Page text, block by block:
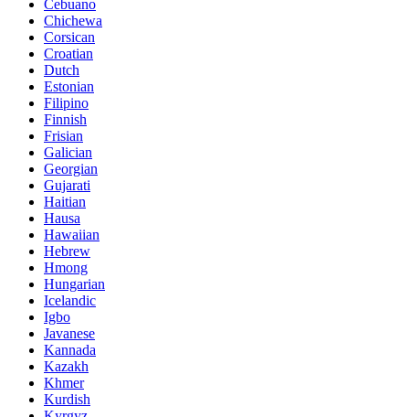
Cebuano
Chichewa
Corsican
Croatian
Dutch
Estonian
Filipino
Finnish
Frisian
Galician
Georgian
Gujarati
Haitian
Hausa
Hawaiian
Hebrew
Hmong
Hungarian
Icelandic
Igbo
Javanese
Kannada
Kazakh
Khmer
Kurdish